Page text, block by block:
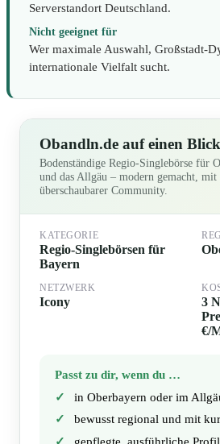
Serverstandort Deutschland.
Nicht geeignet für
Wer maximale Auswahl, Großstadt-
internationale Vielfalt sucht.
Obandln.de auf einen Blick
Bodenständige Regio-Singlebörse für
und das Allgäu – modern gemacht, mit
überschaubarer Community.
KATEGORIE
Regio-Singlebörsen für
Bayern
NETZWERK
Icony
3
€/
Passt zu dir, wenn du …
in Oberbayern oder im
bewusst regional und mit
gepflegte, ausführliche